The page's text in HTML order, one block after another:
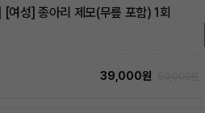
여성] 종아리 제모(무릎 포함) 1회
39,000원